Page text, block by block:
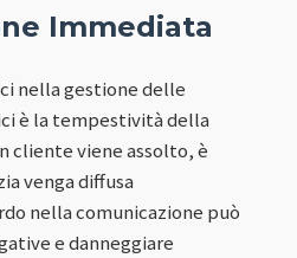
Immediata
nella gestione delle
è la tempestività della
cliente viene assolto, è
venga diffusa
nella comunicazione può
e danneggiare